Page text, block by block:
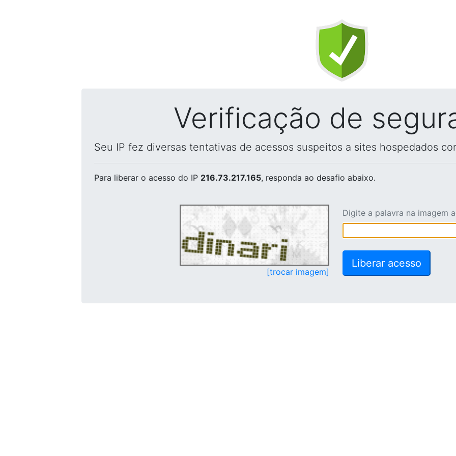
Verificação de
Seu IP fez diversas tentativas de acessos suspeitos a sites hospedados
Para liberar o acesso do IP 216.73.217.165, responda ao desafio abaixo.
[trocar imagem]
Digite a palavra na imagem